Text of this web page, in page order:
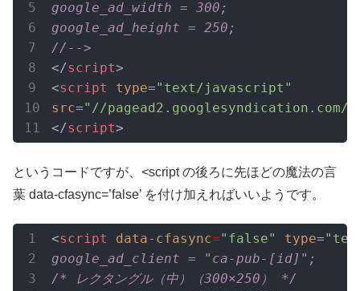
google_ad_width = 300;
google_ad_height = 250;
//-->
</script>
<script type="text/javascript"
src="//pagead2.googlesyndication.com/
</script>
というコードですが、<script の後ろに先ほどの魔法の言
葉 data-cfasync=’false’ を付け加えればいいようです。
<script data-cfasync="false" type=
google_ad_client = "ca-pub-[id]";
/* レクタングル（中）（300×250） */